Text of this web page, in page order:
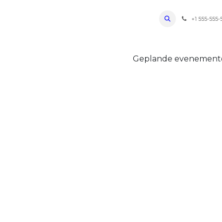
Bevoorradingen FAQ+1 555-555-
Geplande